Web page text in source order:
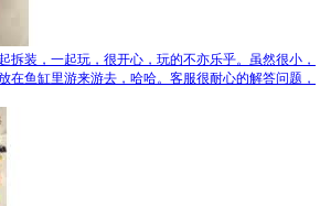
拆装，一起玩，很开心，玩的不亦乐乎。虽然很小，
在鱼缸里游来游去，哈哈。客服很耐心的解答问题，